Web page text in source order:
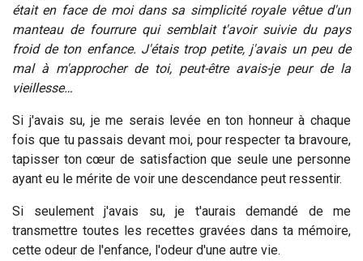
était en face de moi dans sa simplicité royale vêtue d'un
manteau de fourrure qui semblait t'avoir suivie du pays
froid de ton enfance. J'étais trop petite, j'avais un peu de
mal à m'approcher de toi, peut-être avais-je peur de la
vieillesse…
Si j'avais su, je me serais levée en ton honneur à chaque
fois que tu passais devant moi, pour respecter ta bravoure,
tapisser ton cœur de satisfaction que seule une personne
ayant eu le mérite de voir une descendance peut ressentir.
Si seulement j'avais su, je t'aurais demandé de me
transmettre toutes les recettes gravées dans ta mémoire,
cette odeur de l'enfance, l'odeur d'une autre vie.